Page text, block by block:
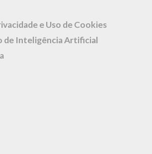
e Uso de Cookies
de Inteligência Artificial